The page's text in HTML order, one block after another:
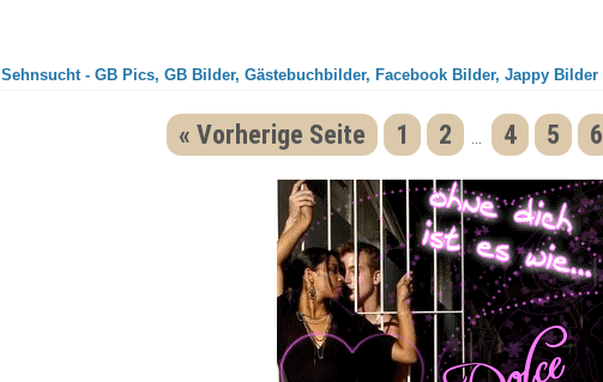
Sehnsucht - GB Pics, GB Bilder, Gästebuchbilder, Facebook Bilder, Jappy Bilder
« Vorherige Seite 1 2 4 5 6